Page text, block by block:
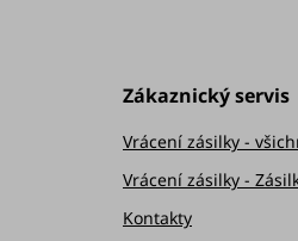
Zákaznický servis
Vrácení zásilky -
Vrácení zásilky -
Kontakty